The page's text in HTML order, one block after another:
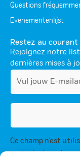
Questions
Evenementenlijst
Restez au
Rejoignez notre
dernières mises à
Ce champ n’est
rester inchangé.